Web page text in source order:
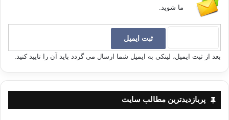
ما شوید.
بعد از ثبت ایمیل، لینکی به ایمیل شما ارسال می گردد باید آن را تایید کنید.
پربازدیدترین مطالب سایت